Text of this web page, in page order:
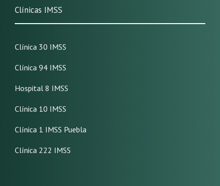
Clínicas IMSS
Clínica 30 IMSS
Clínica 94 IMSS
Hospital 8 IMSS
Clínica 10 IMSS
Clínica 1 IMSS Puebla
Clínica 222 IMSS